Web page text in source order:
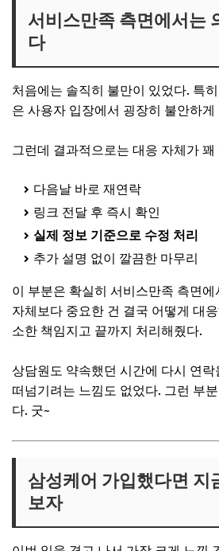
서비스만족 측면에서는
다
처음에는 솔직히 불만이 있었다. 특
은 사용자 입장에서 굉장히 불안하
그런데 결과적으로는 대응 자체가 꽤
다음날 바로 재연락
링크 전달 후 즉시 확인
실제 정보 기준으로 수정 처리
추가 설명 없이 깔끔한 마무리
이 부분은 확실히 서비스만족 측면
자체보다 중요한 건 결국 어떻게 대
소한 책임지고 끝까지 처리해줬다.
상담원도 약속했던 시간에 다시 연
떠넘기려는 느낌도 없었다. 그런 부
다. 굿~
삼성케어 가입했다면 지
보자